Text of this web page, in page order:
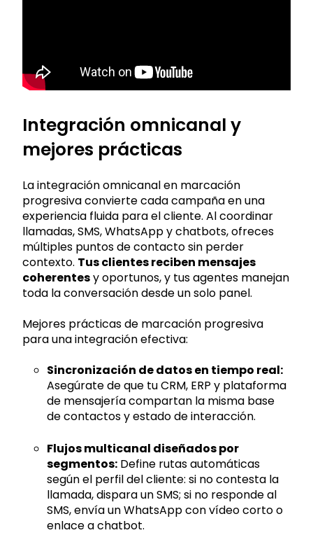
Integración omnicanal y
mejores prácticas
La integración omnicanal en marcación
progresiva convierte cada campaña en una
experiencia fluida para el cliente. Al coordinar
llamadas, SMS, WhatsApp y chatbots, ofreces
múltiples puntos de contacto sin perder
contexto. Tus clientes reciben mensajes
coherentesy oportunos, y tus agentes manejan
toda la conversación desde un solo panel.
Mejores prácticas de marcación progresiva
para una integración efectiva:
Sincronización de datos en tiempo real:
Asegúrate de que tu CRM, ERP y plataforma
de mensajería compartan la misma base
de contactos y estado de interacción.
Flujos multicanal diseñados por
segmentos: Define rutas automáticas
según el perfil del cliente: si no contesta la
llamada, dispara un SMS; si no responde al
SMS, envía un WhatsApp con vídeo corto o
enlace a chatbot.